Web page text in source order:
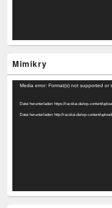
Mimikry
Video-
Media error: Format(s) not supported or
Datei herunterladen: https://racskai.de/wp-content/
Datei herunterladen: http://racskai.de/wp-content/